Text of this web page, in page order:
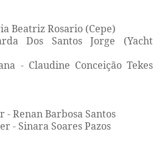
Beatriz Rosario (Cepe)
Dos Santos Jorge (Yacht
- Claudine Conceição Tekes
Renan Barbosa Santos
- Sinara Soares Pazos